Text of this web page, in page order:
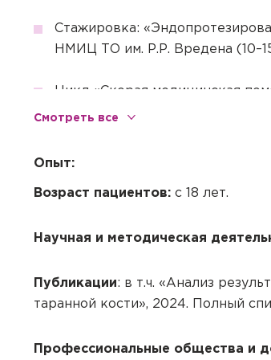
Стажировка:
НМИЦ ТО им. Р.Р. Вредена
Цикл «Скорая медицинская
Смотреть все
Опыт:
Возраст пациентов: с 18 лет.
Научная и методическая
Публикации: в т.ч. «Анализ
таранной кости», 2024. Полный
Профессиональные общества и